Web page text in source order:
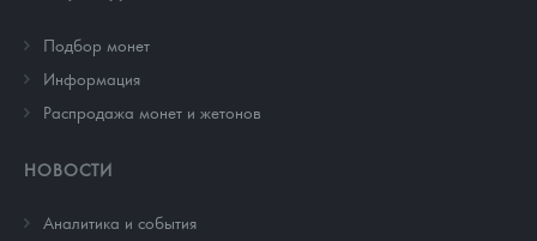
Подбор монет
Информация
Распродажа монет и жетонов
НОВОСТИ
Аналитика и события